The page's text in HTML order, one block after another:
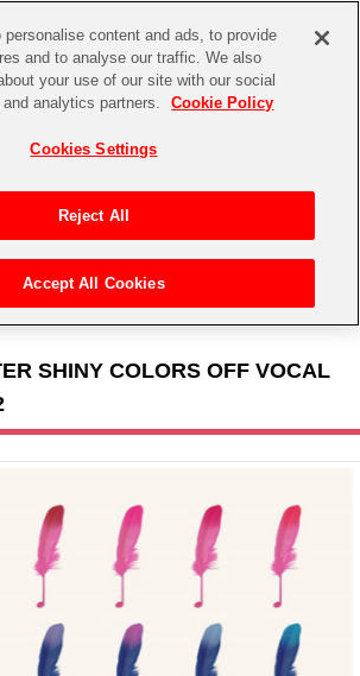
STORE EVENT
ASOBI STAGE
リーズ
ニーカラーズ
イアライヴ
ズ
ドルマスター シリーズ>アイドルマスター シャイニーカラー
SHINY COLORS OFF VOCAL
content and ads, to provide
and to analyse our traffic. We also
your use of our site with our social
analytics partners.
Cookie Policy
Cookies Settings
Reject All
Accept All Cookies